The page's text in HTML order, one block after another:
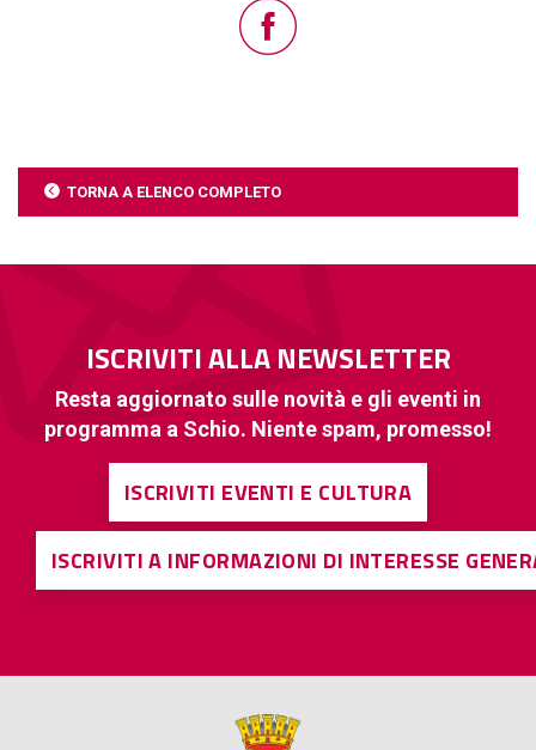
TORNA A ELENCO COMPLETO
ISCRIVITI ALLA NEWSLETTER
Resta aggiornato sulle novità e gli eventi in
programma a Schio. Niente spam, promesso!
ISCRIVITI EVENTI E CULTURA
ISCRIVITI A INFORMAZIONI DI INTERESSE